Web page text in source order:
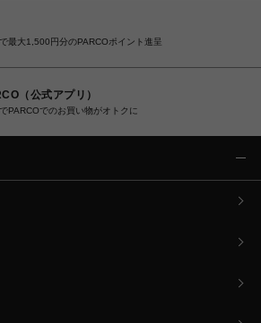
最大1,500円分のPARCOポイント進呈
（公式アプリ）
PARCOでのお買い物がオトクに